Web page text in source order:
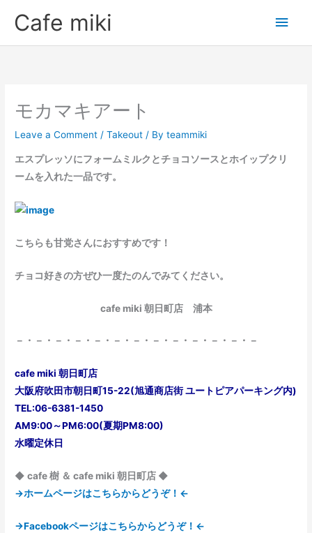
Cafe miki
Main
モカマキアート
Leave a Comment /Takeout / Byteammiki
エスプレッソにフォームミルクとチョコソースとホイップクリ
ームを入れた一品です。
こちらも甘党さんにおすすめです！
チョコ好きの方ぜひ一度たのんでみてください。
cafe miki 朝日町店 浦本
－・－・－・－・－・－・－・－・－・－・－・－・－
cafe miki 朝日町店
大阪府吹田市朝日町15-22(旭通商店街 ユートピアパーキング内)
TEL:06-6381-1450
AM9:00～PM6:00(夏期PM8:00)
水曜定休日
◆ cafe 樹 ＆ cafe miki 朝日町店 ◆
→ホームページはこちらからどうぞ！←
→Facebookページはこちらからどうぞ！←